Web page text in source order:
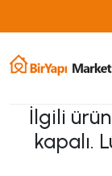
İlgili
kapalı.